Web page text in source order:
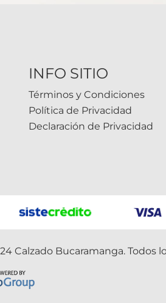
INFO SITIO
Términos y Condiciones
Política de Privacidad
Declaración de Privacidad
Calzado Bucaramanga. Todos